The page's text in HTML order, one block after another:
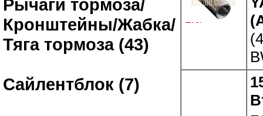
Рычаги тормоза/
Кронштейны/Жабка/
Тяга тормоза (43)
Сайлентблок (7)